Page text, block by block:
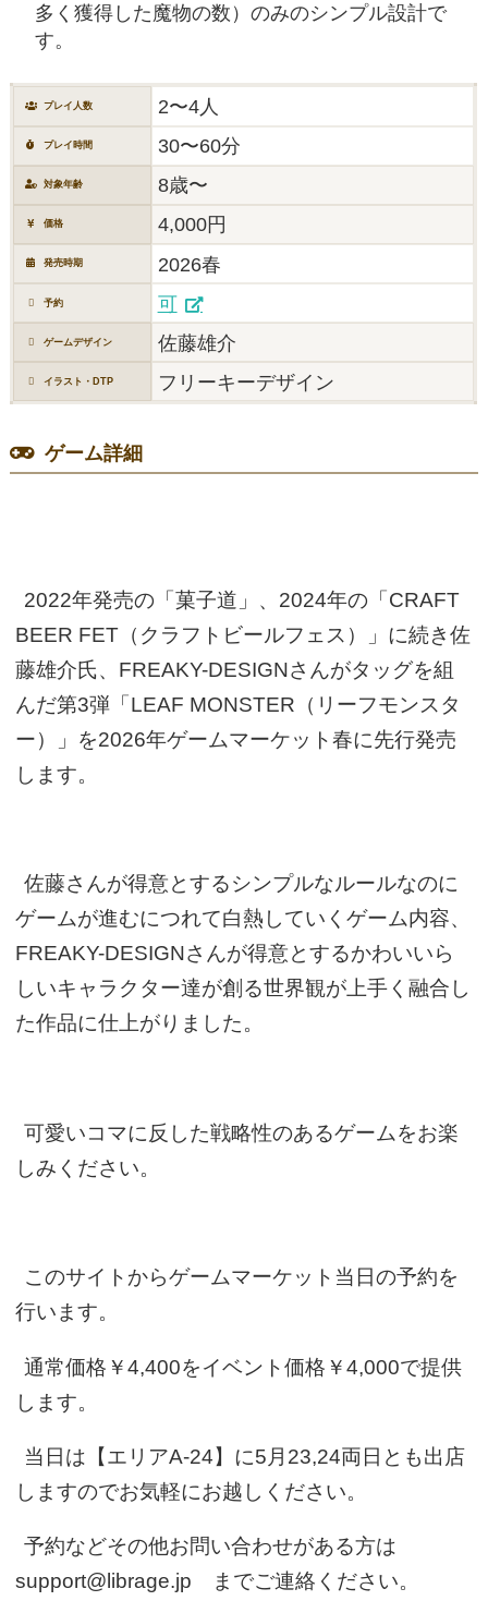
多く獲得した魔物の数）のみのシンプル設計で
す。
プレイ人数 2〜4人
プレイ時間 30〜60分
対象年齢 8歳〜
価格 4,000円
発売時期 2026春
予約 可
ゲームデザイン 佐藤雄介
イラスト・DTP フリーキーデザイン
ゲーム詳細
2022年発売の「菓子道」、2024年の「CRAFT
BEER FET（クラフトビールフェス）」に続き佐
藤雄介氏、FREAKY-DESIGNさんがタッグを組
んだ第3弾「LEAF MONSTER（リーフモンスタ
ー）」を2026年ゲームマーケット春に先行発売
します。
佐藤さんが得意とするシンプルなルールなのに
ゲームが進むにつれて白熱していくゲーム内容、
FREAKY-DESIGNさんが得意とするかわいいら
しいキャラクター達が創る世界観が上手く融合し
た作品に仕上がりました。
可愛いコマに反した戦略性のあるゲームをお楽
しみください。
このサイトからゲームマーケット当日の予約を
行います。
通常価格￥4,400をイベント価格￥4,000で提供
します。
当日は【エリアA-24】に5月23,24両日とも出店
しますのでお気軽にお越しください。
予約などその他お問い合わせがある方は
support@librage.jp までご連絡ください。